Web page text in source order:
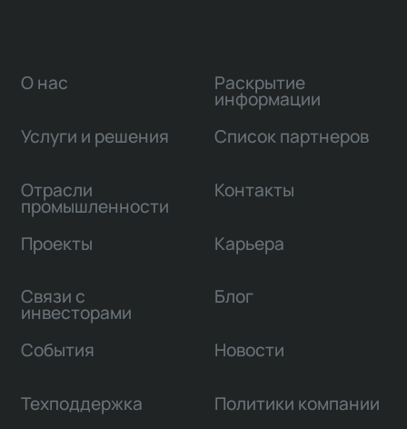
О нас
Услуги и решения
Отрасли
промышленности
Проекты
Связи с
инвесторами
Раскрытие
информации
Список партнеров
Контакты
Карьера
Блог
События Новости
Техподдержка Политики компании